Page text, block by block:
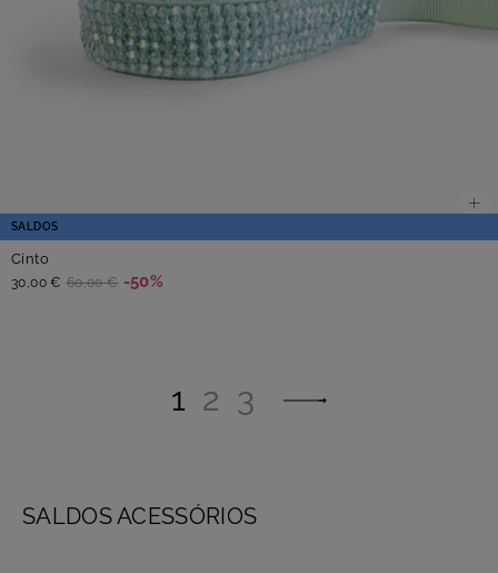
SALDOS
Cinto
30,00 € 60,00 € -50%
1 2 3
SALDOS ACESSÓRIOS